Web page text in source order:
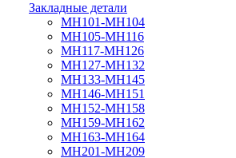
Закладные детали
МН101-МН104
МН105-МН116
МН117-МН126
МН127-МН132
МН133-МН145
МН146-МН151
МН152-МН158
МН159-МН162
МН163-МН164
МН201-МН209